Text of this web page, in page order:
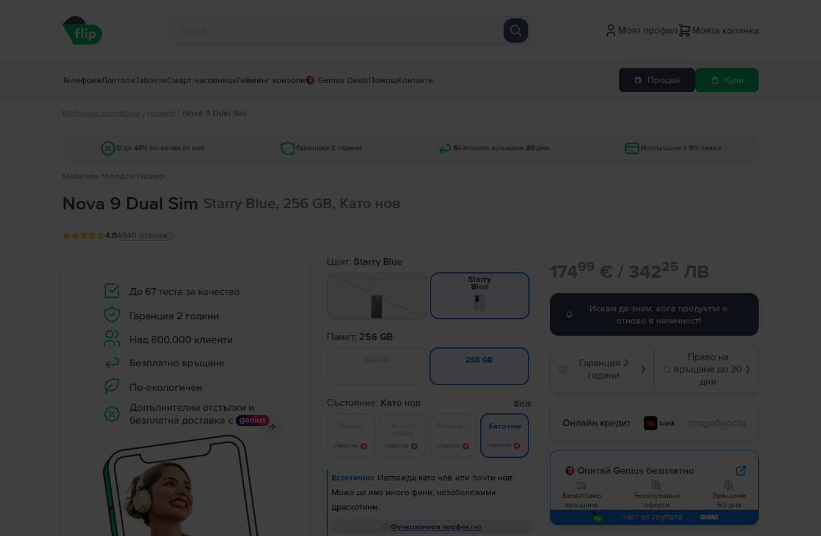
Моят профил Моята количка
ТелефониЛаптопиТаблетиСмарт часовнициГейминг конзоли Genius DealsПомощКонтакти Продай Купи
Мобилни телефони / Huawei / Nova 9 Dual Sim
С до 40% по-евтин от нов Гаранция 2 години Безплатно връщане 30 дни Изплащане с 0% лихва
Мобилен телефон Huawei
Nova 9 Dual Sim Starry Blue, 256 GB, Като нов
4.84940 отзива
Цвят: Starry Blue
Starry
Blue
Памет: 256 GB
256 GB
Състояние: Като нов виж
Известие Известие Известие
Като нов
Известие
Естетично: Изглежда като нов или почти нов.
Може да има много фини, незабележими
драскотини.
Функционира перфектно
17499 € / 34225 ЛВ
Искам да знам, кога продуктът е
отново в наличност!
Гаранция 2
години
❯
Право на
връщане до 30
дни
❯
Онлайн кредит подробности
Опитай Genius безплатно
Безаплано
връщане
Ексклузивни
оферти
Връщане
60 дни
Част от групата